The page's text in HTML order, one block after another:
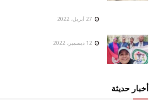
أخبار حديثة